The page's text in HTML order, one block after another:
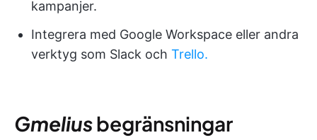
kampanjer.
Integrera med Google Workspace eller andra
verktyg som Slack och Trello.
Gmeliusbegränsningar